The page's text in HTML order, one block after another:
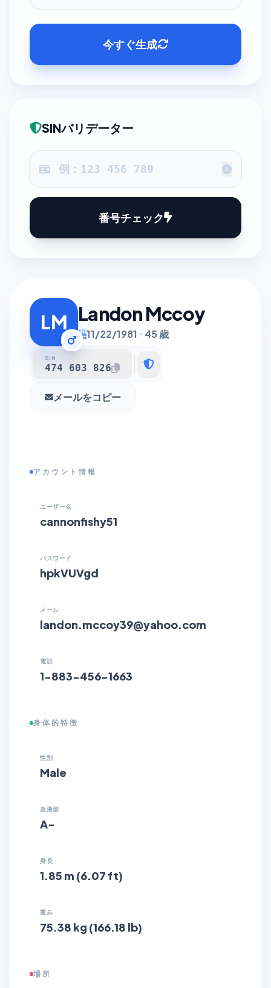
今すぐ生成
SINバリデーター
番号チェック
LM Landon Mccoy
11/22/1981 45 歳
SIN
474 603 826
メールをコピー
アカウント情報
ユーザー名
cannonfishy51
パスワード
hpkVUVgd
メール
landon.mccoy39@yahoo.com
電話
1-883-456-1663
身体的特徴
性別
Male
血液型
A-
身長
1.85 m (6.07 ft)
重み
75.38 kg (166.18 lb)
場所